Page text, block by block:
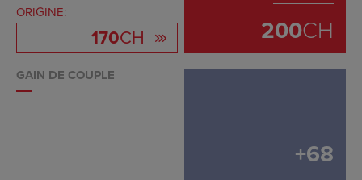
ORIGINE:
170CH
200CH
GAIN DE COUPLE
+68